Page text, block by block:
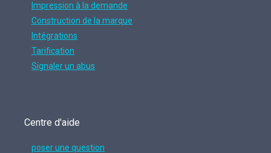
Impression à la demande
Construction de la marque
Intégrations
Tarification
Signaler un abus
Centre d'aide
poser une question